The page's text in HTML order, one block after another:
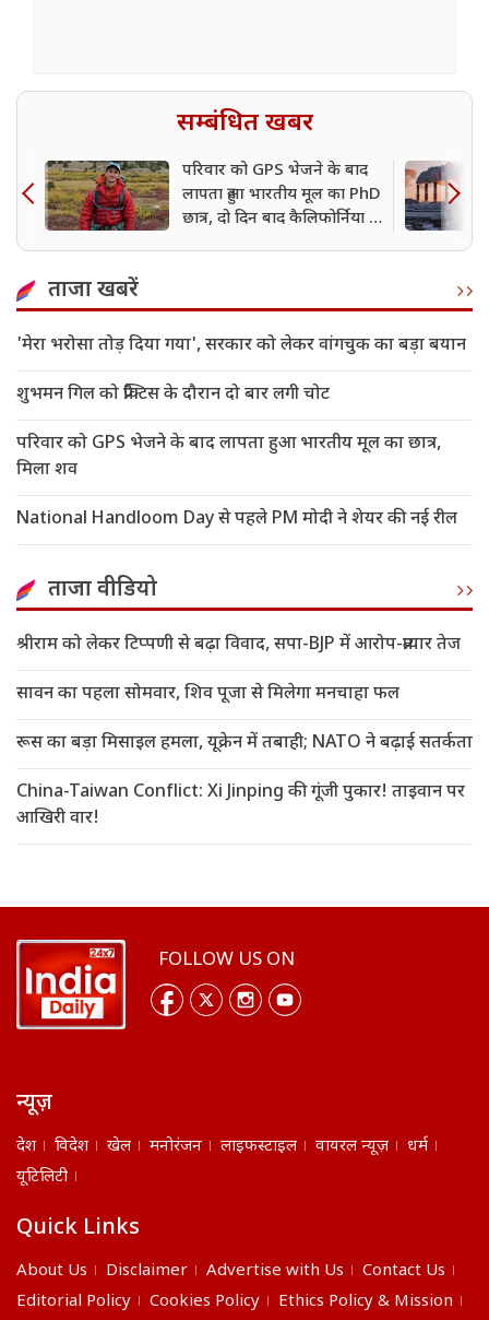
सम्बंधित खबर
परिवार को GPS भेजने के बाद
लापता हुआ भारतीय मूल का PhD
छात्र, दो दिन बाद कैलिफोर्निया में
ताजा खबरें
'मेरा भरोसा तोड़ दिया गया', सरकार को लेकर वांगचुक का बड़ा बयान
शुभमन गिल को प्रैक्टिस के दौरान दो बार लगी चोट
परिवार को GPS भेजने के बाद लापता हुआ भारतीय मूल का छात्र,
मिला शव
National Handloom Day से पहले PM मोदी ने शेयर की नई रील
ताजा वीडियो
श्रीराम को लेकर टिप्पणी से बढ़ा विवाद, सपा-BJP में आरोप-प्रत्यार तेज
सावन का पहला सोमवार, शिव पूजा से मिलेगा मनचाहा फल
रूस का बड़ा मिसाइल हमला, यूक्रेन में तबाही; NATO ने बढ़ाई सतर्कता
China-Taiwan Conflict: Xi Jinping की गूंजी पुकार! ताइवान पर
आखिरी वार!
FOLLOW US ON
न्यूज़
देश विदेश खेल मनोरंजन लाइफस्टाइल वायरल न्यूज़
धर्म
यूटिलिटी
Quick Links
About Us Disclaimer Advertise with Us
Contact Us
Editorial Policy
Cookies Policy Ethics Policy & Mission